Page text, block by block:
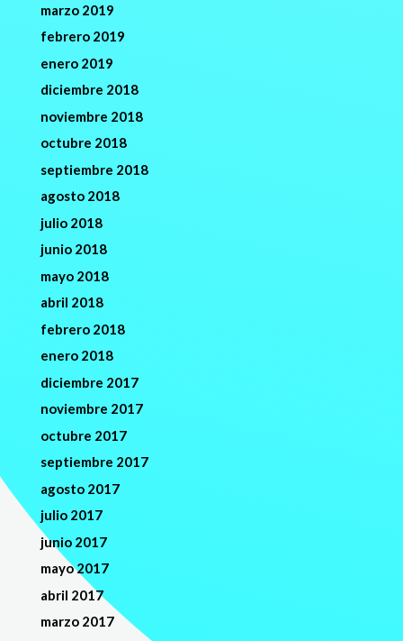
marzo 2019
febrero 2019
enero 2019
diciembre 2018
noviembre 2018
octubre 2018
septiembre 2018
agosto 2018
julio 2018
junio 2018
mayo 2018
abril 2018
febrero 2018
enero 2018
diciembre 2017
noviembre 2017
octubre 2017
septiembre 2017
agosto 2017
julio 2017
junio 2017
mayo 2017
abril 2017
marzo 2017